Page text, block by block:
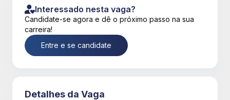
Interessado nesta vaga?
Candidate-se agora e dê o próximo passo na sua
carreira!
Entre e se candidate
Detalhes da Vaga